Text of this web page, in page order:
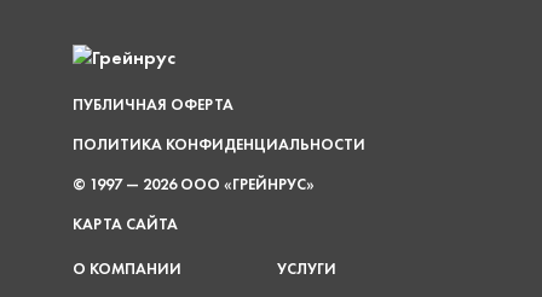
ПУБЛИЧНАЯ ОФЕРТА
ПОЛИТИКА КОНФИДЕНЦИАЛЬНОСТИ
© 1997 — 2026 ООО «ГРЕЙНРУС»
КАРТА САЙТА
О КОМПАНИИ
УСЛУГИ